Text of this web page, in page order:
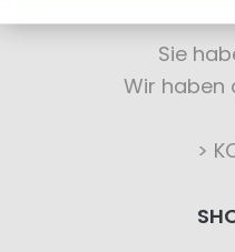
Sie
Wir haben
>